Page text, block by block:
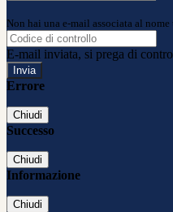
Non hai una e-mail associata al
E-mail inviata, si prega di
Errore
Chiudi
Successo
Chiudi
Informazione
Chiudi